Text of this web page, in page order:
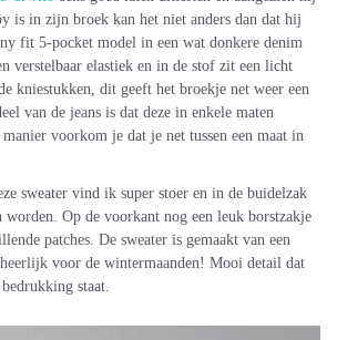
is in zijn broek kan het niet anders dan dat hij
fit 5-pocket model in een wat donkere denim
verstelbaar elastiek en in de stof zit een licht
kniestukken, dit geeft het broekje net weer een
van de jeans is dat deze in enkele maten
voorkom je dat je net tussen een maat in
sweater vind ik super stoer en in de buidelzak
worden. Op de voorkant nog een leuk borstzakje
patches. De sweater is gemaakt van een
voor de wintermaanden! Mooi detail dat
staat.